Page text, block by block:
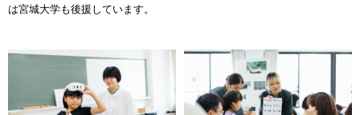
は宮城大学も後援しています。